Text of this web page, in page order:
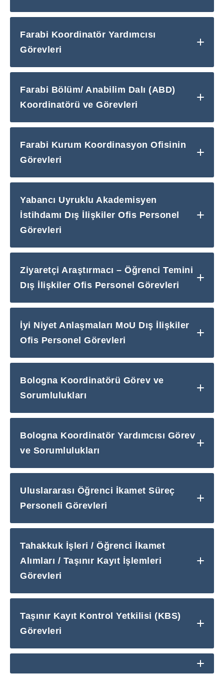
Farabi Koordinatör Yardımcısı
Görevleri
Farabi Bölüm/ Anabilim Dalı (ABD)
Koordinatörü ve Görevleri
Farabi Kurum Koordinasyon Ofisinin
Görevleri
Yabancı Uyruklu Akademisyen
İstihdamı Dış İlişkiler Ofis Personel
Görevleri
Ziyaretçi Araştırmacı – Öğrenci Temini
Dış İlişkiler Ofis Personel Görevleri
İyi Niyet Anlaşmaları MoU Dış İlişkiler
Ofis Personel Görevleri
Bologna Koordinatörü Görev ve
Sorumlulukları
Bologna Koordinatör Yardımcısı Görev
ve Sorumlulukları
Uluslararası Öğrenci İkamet Süreç
Personeli Görevleri
Tahakkuk İşleri / Öğrenci İkamet
Alımları / Taşınır Kayıt İşlemleri
Görevleri
Taşınır Kayıt Kontrol Yetkilisi (KBS)
Görevleri